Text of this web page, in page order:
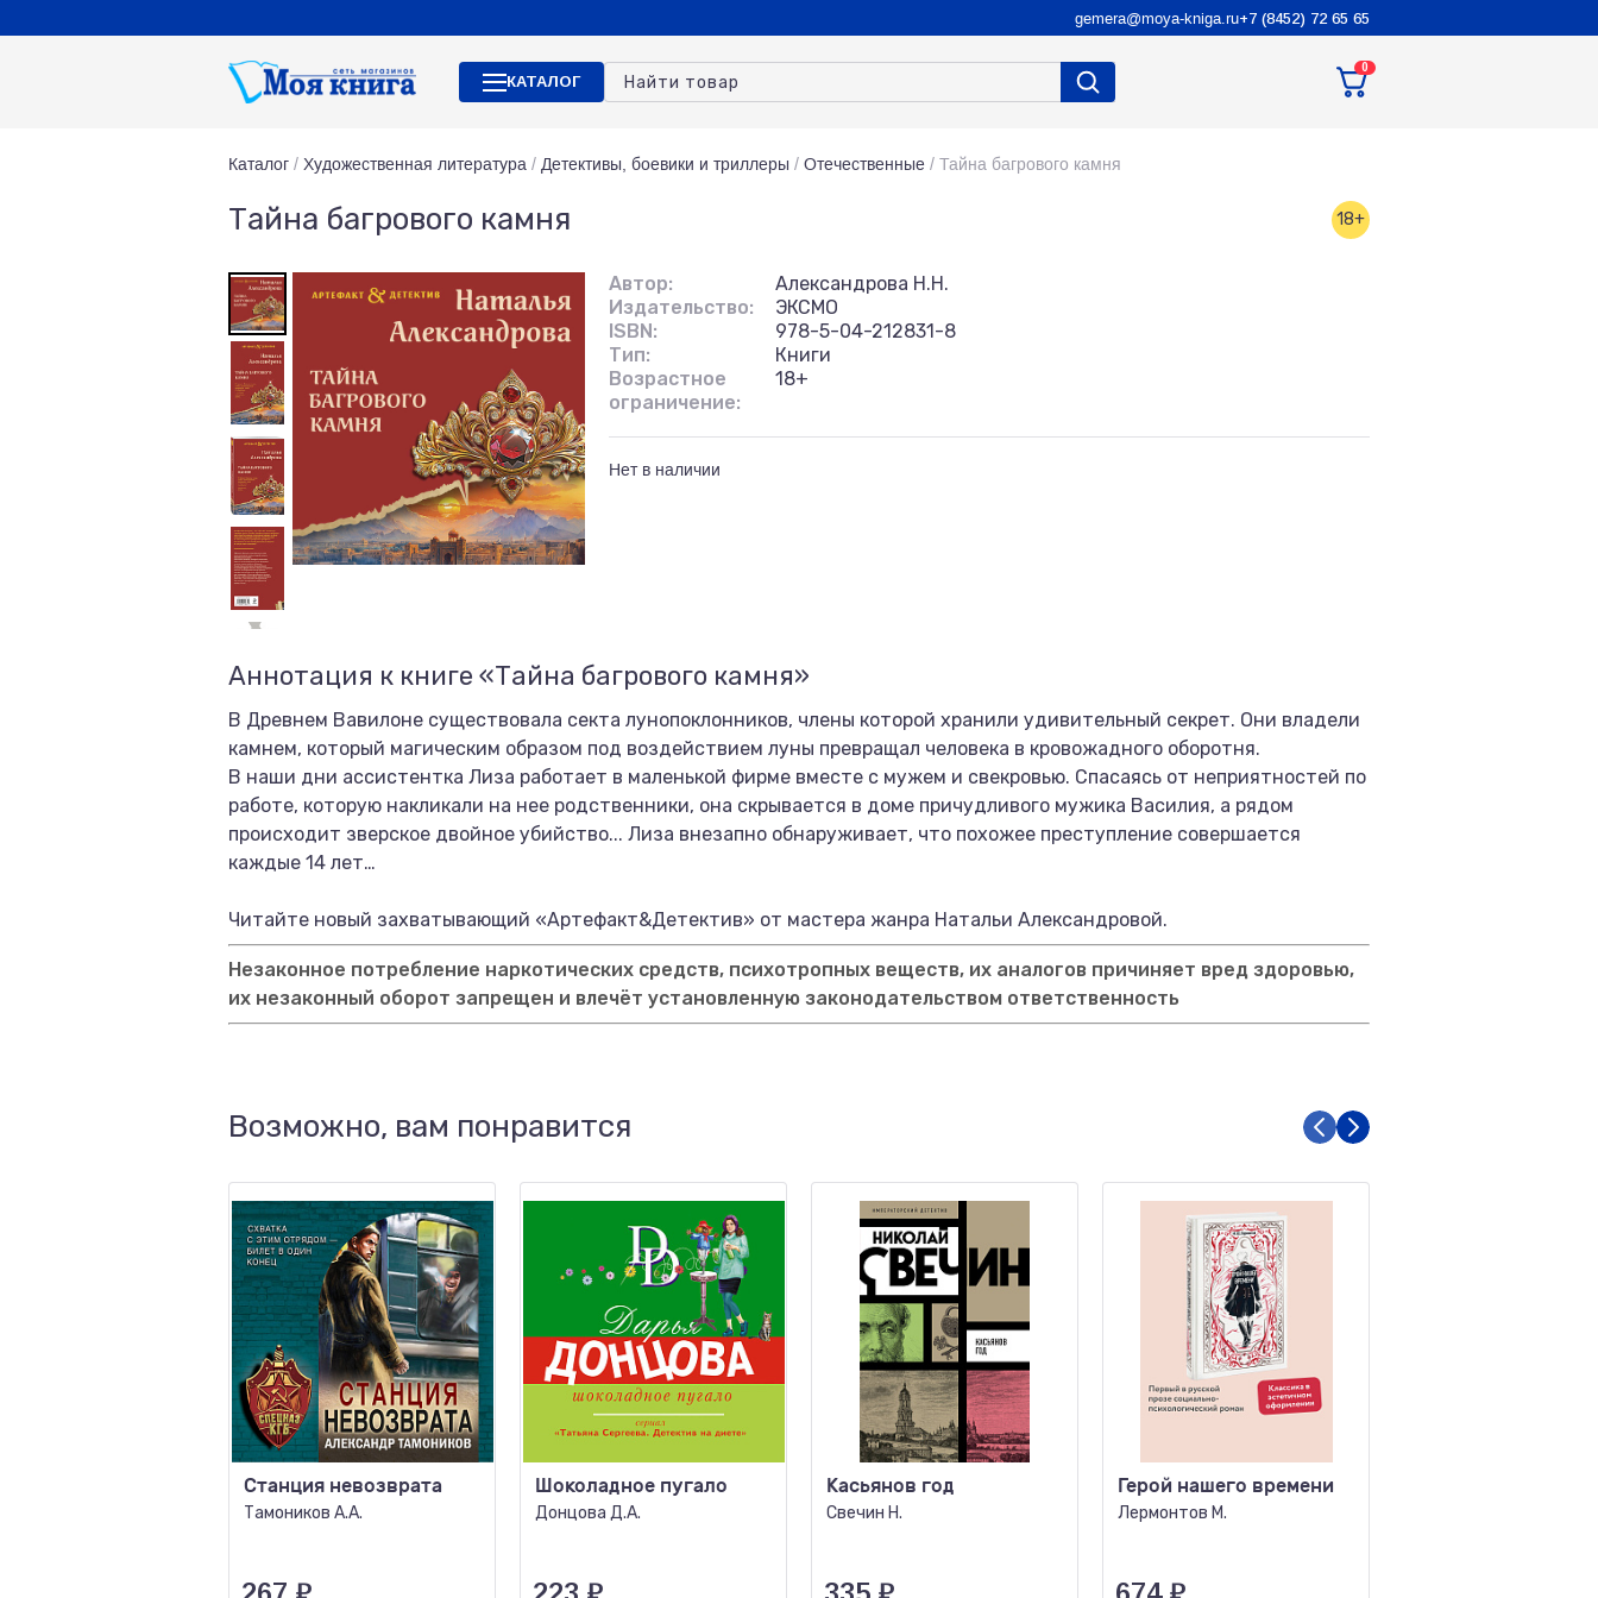
gemera@moya-kniga.ru+7 (8452) 72 65 65
КАТАЛОГ
0
Каталог / Художественная литература / Детективы, боевики и триллеры / Отечественные / Тайна багрового камня
Тайна багрового камня 18+
Автор:
Александрова Н.Н.
Издательство:
ЭКСМО
ISBN:
978-5-04-212831-8
Тип:
Книги
Возрастное
ограничение:
18+
Нет в наличии
Аннотация к книге «Тайна багрового камня»
В Древнем Вавилоне существовала секта лунопоклонников, члены которой хранили удивительный секрет. Они владели
камнем, который магическим образом под воздействием луны превращал человека в кровожадного оборотня.
В наши дни ассистентка Лиза работает в маленькой фирме вместе с мужем и свекровью. Спасаясь от неприятностей по
работе, которую накликали на нее родственники, она скрывается в доме причудливого мужика Василия, а рядом
происходит зверское двойное убийство... Лиза внезапно обнаруживает, что похожее преступление совершается
каждые 14 лет…
Читайте новый захватывающий «Артефакт&Детектив» от мастера жанра Натальи Александровой.
Незаконное потребление наркотических средств, психотропных веществ, их аналогов причиняет вред здоровью,
их незаконный оборот запрещен и влечёт установленную законодательством ответственность
Возможно, вам понравится
Станция невозврата
Тамоников А.А.
Шоколадное пугало
Донцова Д.А.
Касьянов год
Свечин Н.
Герой нашего времени
Лермонтов М.